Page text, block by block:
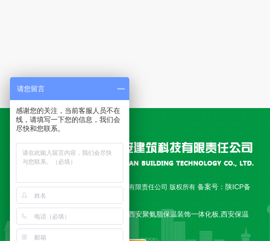
Copyright © 西安永安建筑科技有限责任公司 版权所有 备案号： 陕ICP备
18010892号-1
公司主营 西安聚氨脂复合板,西安聚氨脂保温装饰一体化板,西安保温
一体板,西安复合板 等产品
请您留言
感谢您的关注，当前客服人员不在
线，请填写一下您的信息，我们会
尽快和您联系。